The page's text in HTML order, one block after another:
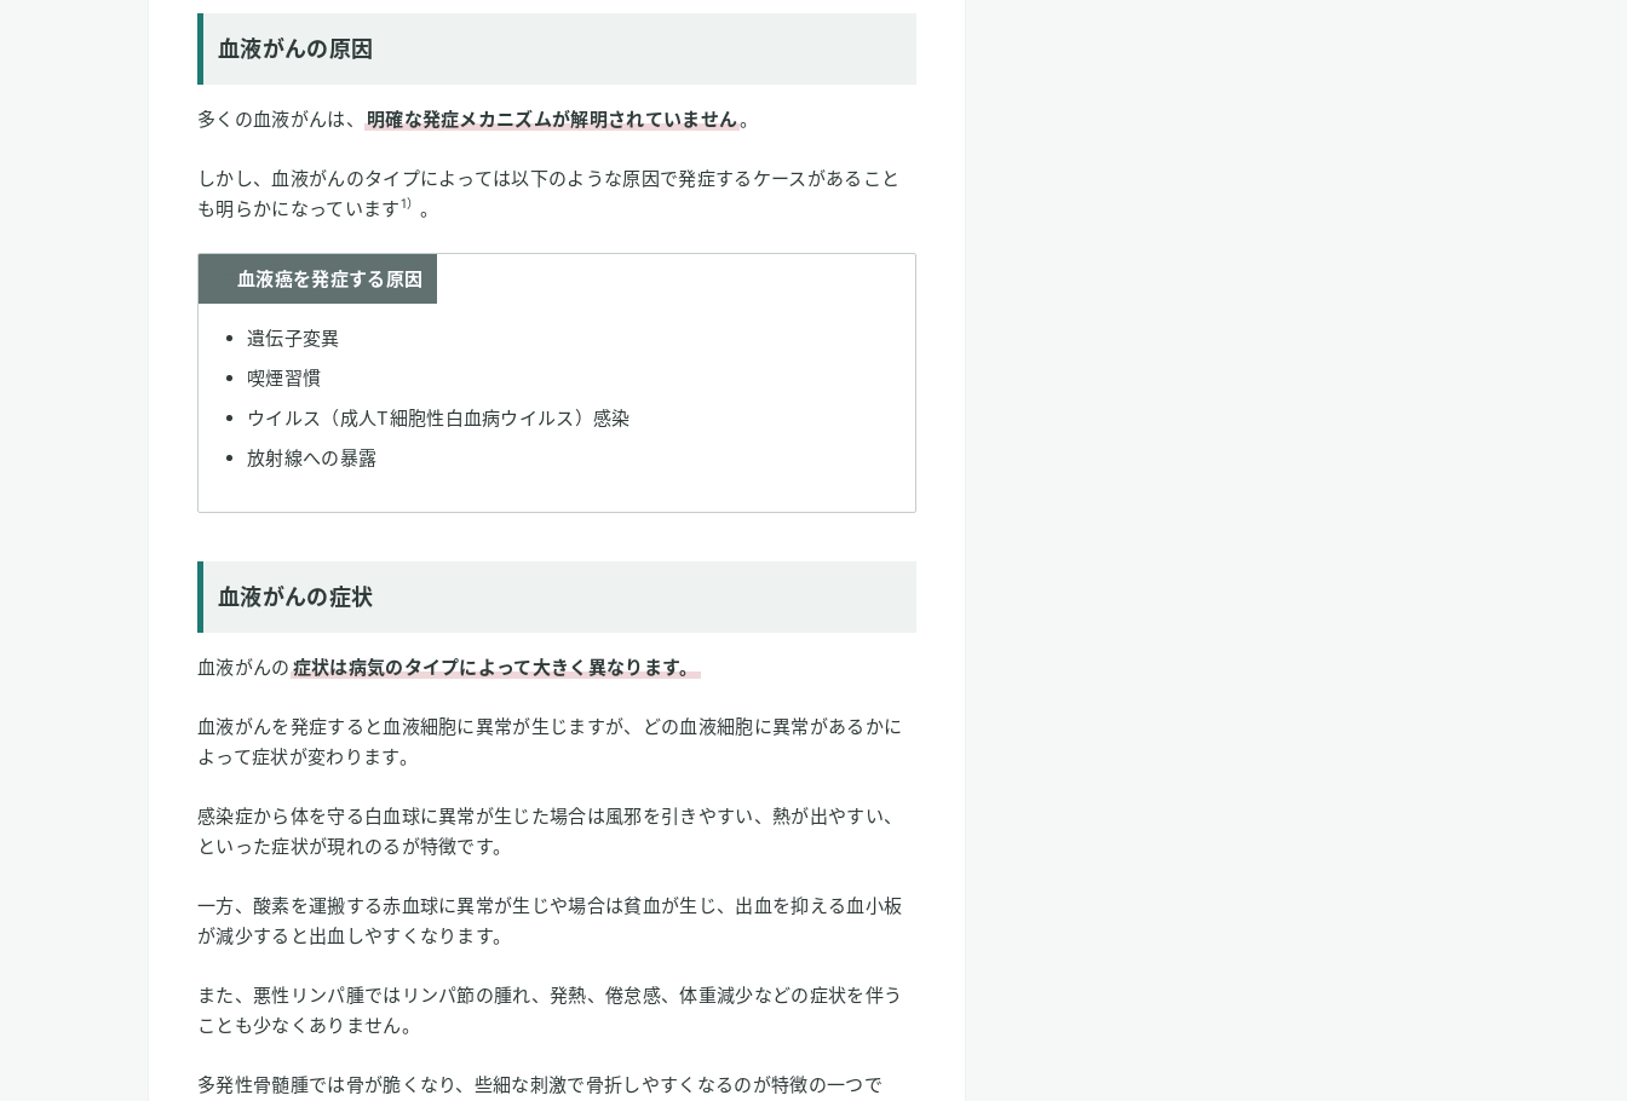
血液がんの原因
多くの血液がんは、 明確な発症メカニズムが解明されていません。
しかし、血液がんのタイプによっては以下のような原因で発症するケースがあること
も明らかになっています1） 。
血液癌を発症する原因
遺伝子変異
喫煙習慣
ウイルス（成人T細胞性白血病ウイルス）感染
放射線への暴露
血液がんの症状
血液がんの症状は病気のタイプによって大きく異なります。
血液がんを発症すると血液細胞に異常が生じますが、どの血液細胞に異常があるかに
よって症状が変わります。
感染症から体を守る白血球に異常が生じた場合は風邪を引きやすい、熱が出やすい、
といった症状が現れのるが特徴です。
一方、酸素を運搬する赤血球に異常が生じや場合は貧血が生じ、出血を抑える血小板
が減少すると出血しやすくなります。
また、悪性リンパ腫ではリンパ節の腫れ、発熱、倦怠感、体重減少などの症状を伴う
ことも少なくありません。
多発性骨髄腫では骨が脆くなり、些細な刺激で骨折しやすくなるのが特徴の一つで